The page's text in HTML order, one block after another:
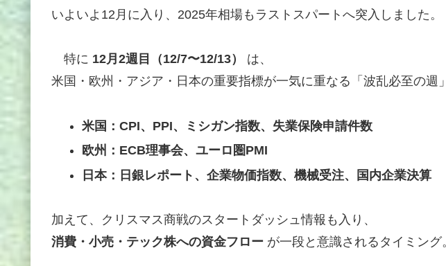
いよいよ12月に入り、2025年相場もラストスパートへ突入しました。
特に 12月2週目（12/7〜12/13）
は、
米国・欧州・アジア・日本の重要指標が一気に重なる「波乱必至の週
米国：CPI、PPI、ミシガン指数、失業保険申請件数
欧州：ECB理事会、ユーロ圏PMI
日本：日銀レポート、企業物価指数、機械受注、国内企業決算
加えて、クリスマス商戦のスタートダッシュ情報も入り、
消費・小売・テック株への資金フロー が一段と意識されるタイミング